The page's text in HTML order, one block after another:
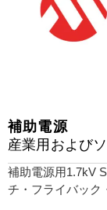
補助電源
産業用および
補助電源用1.7kV
チ・フライバック